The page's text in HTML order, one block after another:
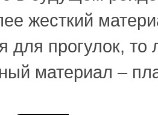
жесткий
для прогулок,
материал –